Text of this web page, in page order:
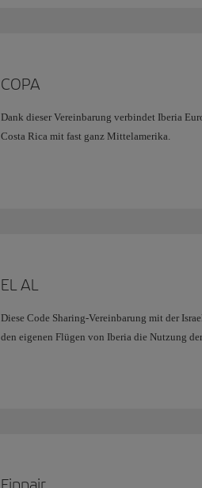
COPA
Dank dieser Vereinbarung verbindet Iberia
Costa Rica mit fast ganz Mittelamerika.
EL AL
Diese Code Sharing-Vereinbarung mit der
den eigenen Flügen von Iberia die Nutzung
Auf diese Weise bieten wir das beste